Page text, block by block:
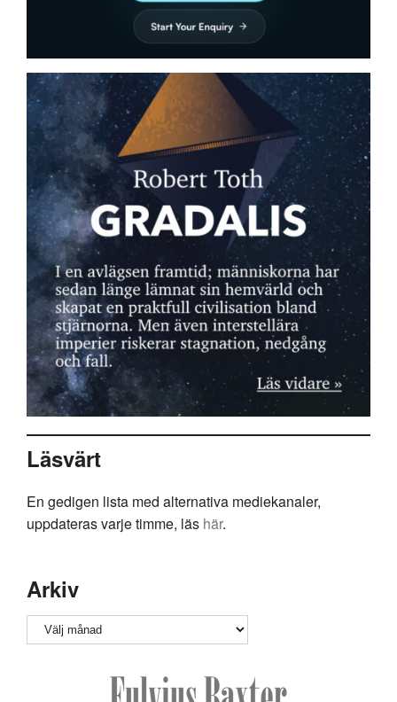
Läsvärt
En gedigen lista med alternativa mediekanaler,
uppdateras varje timme, läs här.
Arkiv
Arkiv